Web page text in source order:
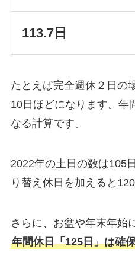
113.7日
たとえば完全週休２日の
10日ほどになります。年
なる計算です。
2022年の土日の数は105
り替え休日を加えると
さらに、お盆や年末年始
年間休日「125日」は確